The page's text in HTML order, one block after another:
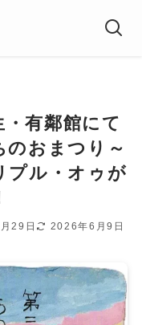
有鄰館にて
のおまつり～
プル・オゥが
29日 2026年6月9日